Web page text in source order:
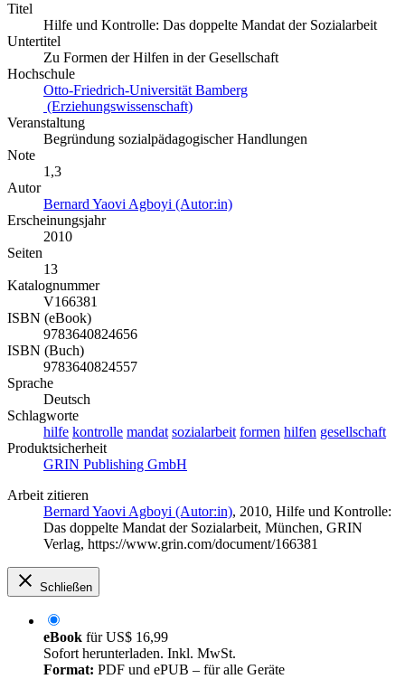
Titel
Hilfe und Kontrolle: Das doppelte Mandat der Sozialarbeit
Untertitel
Zu Formen der Hilfen in der Gesellschaft
Hochschule
Otto-Friedrich-Universität Bamberg
(Erziehungswissenschaft)
Veranstaltung
Begründung sozialpädagogischer Handlungen
Note
1,3
Autor
Bernard Yaovi Agboyi (Autor:in)
Erscheinungsjahr
2010
Seiten
13
Katalognummer
V166381
ISBN (eBook)
9783640824656
ISBN (Buch)
9783640824557
Sprache
Deutsch
Schlagworte
hilfe kontrolle mandat sozialarbeit formen hilfen gesellschaft
Produktsicherheit
GRIN Publishing GmbH
Arbeit zitieren
Bernard Yaovi Agboyi (Autor:in), 2010, Hilfe und Kontrolle:
Das doppelte Mandat der Sozialarbeit, München, GRIN
Verlag, https://www.grin.com/document/166381
Schließen
eBook fürUS$ 16,99
Sofort herunterladen. Inkl. MwSt.
Format: PDF und ePUB – für alle Geräte